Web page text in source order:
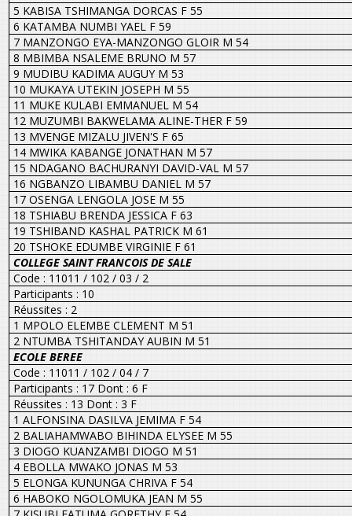
5 KABISA TSHIMANGA DORCAS F 55
6 KATAMBA NUMBI YAEL F 59
7 MANZONGO EYA-MANZONGO GLOIR M 54
8 MBIMBA NSALEME BRUNO M 57
9 MUDIBU KADIMA AUGUY M 53
10 MUKAYA UTEKIN JOSEPH M 55
11 MUKE KULABI EMMANUEL M 54
12 MUZUMBI BAKWELAMA ALINE-THER F 59
13 MVENGE MIZALU JIVEN'S F 65
14 MWIKA KABANGE JONATHAN M 57
15 NDAGANO BACHURANYI DAVID-VAL M 57
16 NGBANZO LIBAMBU DANIEL M 57
17 OSENGA LENGOLA JOSE M 55
18 TSHIABU BRENDA JESSICA F 63
19 TSHIBAND KASHAL PATRICK M 61
20 TSHOKE EDUMBE VIRGINIE F 61
COLLEGE SAINT FRANCOIS DE SALE
Code : 11011 / 102 / 03 / 2
Participants : 10
Réussites : 2
1 MPOLO ELEMBE CLEMENT M 51
2 NTUMBA TSHITANDAY AUBIN M 51
ECOLE BEREE
Code : 11011 / 102 / 04 / 7
Participants : 17 Dont : 6 F
Réussites : 13 Dont : 3 F
1 ALFONSINA DASILVA JEMIMA F 54
2 BALIAHAMWABO BIHINDA ELYSEE M 55
3 DIOGO KUANZAMBI DIOGO M 51
4 EBOLLA MWAKO JONAS M 53
5 ELONGA KUNUNGA CHRIVA F 54
6 HABOKO NGOLOMUKA JEAN M 55